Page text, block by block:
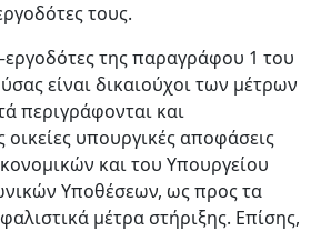
τους.
της παραγράφου 1 του
είναι δικαιούχοι των μέτρων
περιγράφονται και
οικείες υπουργικές αποφάσεις
και του Υπουργείου
Υποθέσεων, ως προς τα
μέτρα στήριξης. Επίσης,